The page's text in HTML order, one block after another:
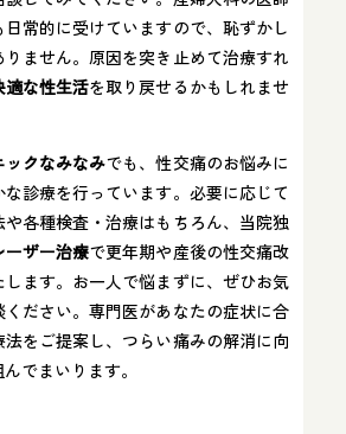
常的に受けていますので、恥ずかし
ません。原因を突き止めて治療すれ
な性生活を取り戻せるかもしれませ
ックなみなみでも、性交痛のお悩みに
診療を行っています。必要に応じて
各種検査・治療はもちろん、当院独
ーザー治療で更年期や産後の性交痛改
ます。お一人で悩まずに、ぜひお気
ださい。専門医があなたの症状に合
をご提案し、つらい痛みの解消に向
でまいります。